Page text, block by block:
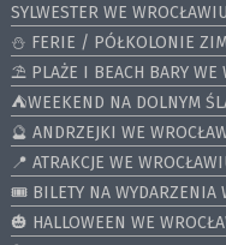
SYLWESTER WE
⛄️ FERIE / PÓŁKOLONIE
⛱️ PLAŻE I BEACH BARY WE
⛺️WEEKEND NA DOLNYM
🔮 ANDRZEJKI WE
📍 ATRAKCJE WE
🎟️ BILETY NA WYDARZENIA
🎃 HALLOWEEN WE